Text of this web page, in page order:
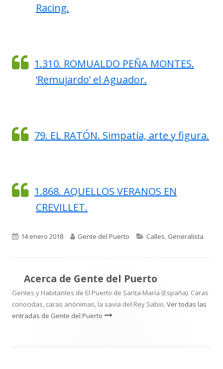
Racing.
1.310. ROMUALDO PEÑA MONTES.
‘Remujardo’ el Aguador.
79. EL RATÓN. Simpatía, arte y figura.
1.868. AQUELLOS VERANOS EN
CREVILLET.
Publicado
14 enero 2018 Autor
Gente del Puerto Categorías
Calles, Generalista
Acerca de Gente del Puerto
Gentes y Habitantes de El Puerto de Santa María (España). Caras
conocidas, caras anónimas, la savia del Rey Sabio. Ver todas las
entradas de Gente del Puerto